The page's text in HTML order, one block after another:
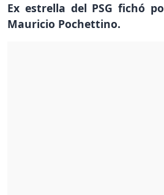
Ex estrella del PSG fichó
Mauricio Pochettino.